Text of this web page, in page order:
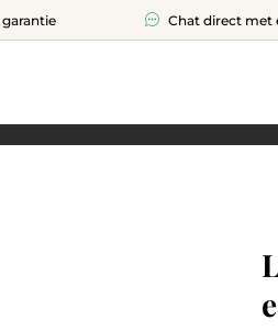
garantie Chat direct met